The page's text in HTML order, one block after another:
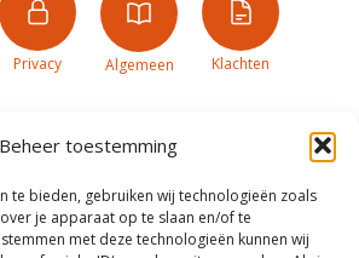
Beheer toestemming
te bieden, gebruiken wij technologieën zoals
je apparaat op te slaan en/of te
met deze technologieën kunnen wij
Privacy Algemeen Klachten